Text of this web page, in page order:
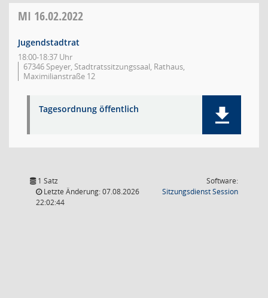
MI 16.02.2022
Jugendstadtrat
18:00-18:37 Uhr
67346 Speyer, Stadtratssitzungssaal, Rathaus,
Maximilianstraße 12
Tagesordnung öffentlich
1 Satz
Letzte Änderung: 07.08.2026
22:02:44
Software:
SitzungsdienstSession(Wird in